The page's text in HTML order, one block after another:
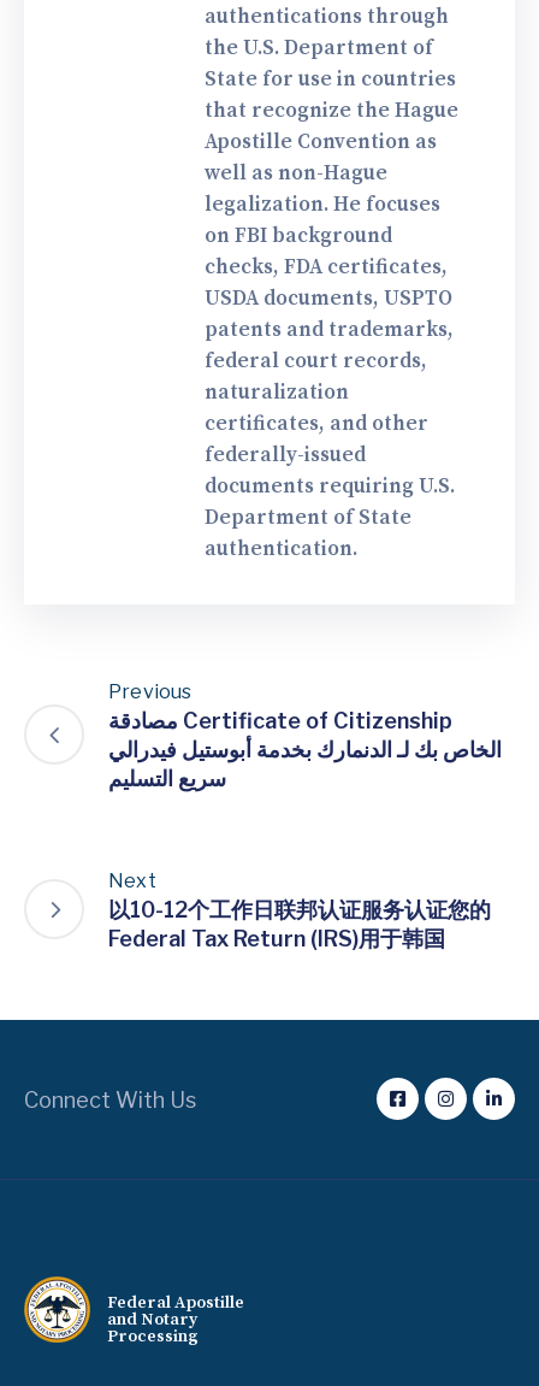
authentications through
the U.S. Department of
State for use in countries
that recognize the Hague
Apostille Convention as
well as non-Hague
legalization. He focuses
on FBI background
checks, FDA certificates,
USDA documents, USPTO
patents and trademarks,
federal court records,
naturalization
certificates, and other
federally-issued
documents requiring U.S.
Department of State
authentication.
Previous
مصادقة Certificate of Citizenship
الخاص بك لـ الدنمارك بخدمة أبوستيل فيدرالي
سريع التسليم
Next
以10-12个工作日联邦认证服务认证您的
Federal Tax Return (IRS)用于韩国
Connect With Us
Federal Apostille
and Notary
Processing